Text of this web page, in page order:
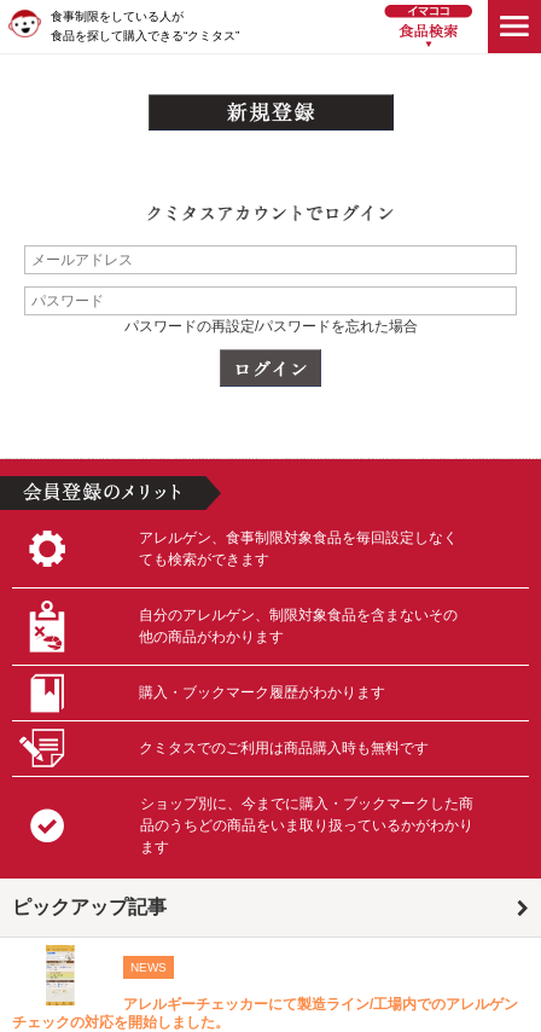
食事制限をしている人が
食品を探して購入できる“クミタス”
パスワードの再設定/パスワードを忘れた場合
アレルゲン、食事制限対象食品を毎回設定しなく
ても検索ができます
自分のアレルゲン、制限対象食品を含まないその
他の商品がわかります
購入・ブックマーク履歴がわかります
クミタスでのご利用は商品購入時も無料です
ショップ別に、今までに購入・ブックマークした商
品のうちどの商品をいま取り扱っているかがわかり
ます
ピックアップ記事
NEWS
アレルギーチェッカーにて製造ライン/工場内でのアレルゲン
チェックの対応を開始しました。